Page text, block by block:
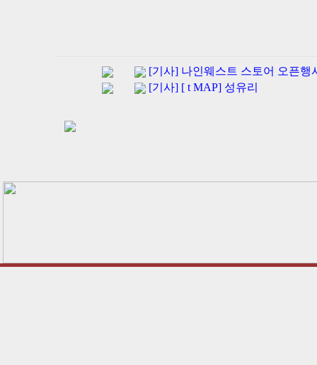
[기사] 나인웨스트 스토어 오픈행
[기사] [ t MAP] 성유리